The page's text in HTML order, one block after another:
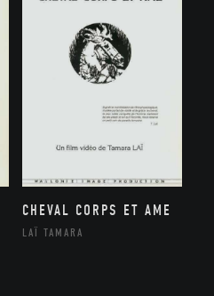
CHEVAL CORPS ET AME
LAÏ TAMARA